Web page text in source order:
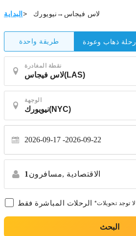
البداية > لاس فيجاس→نيويورك
طريقة واحدة رحلة ذهاب وعودة
نقطة المغادرة
الوجهة
2026-09-17 2026-09-22
1 مسافرون, الاقتصادية
الرحلات المباشرة فقط *لا توجد تحويلات
البحث